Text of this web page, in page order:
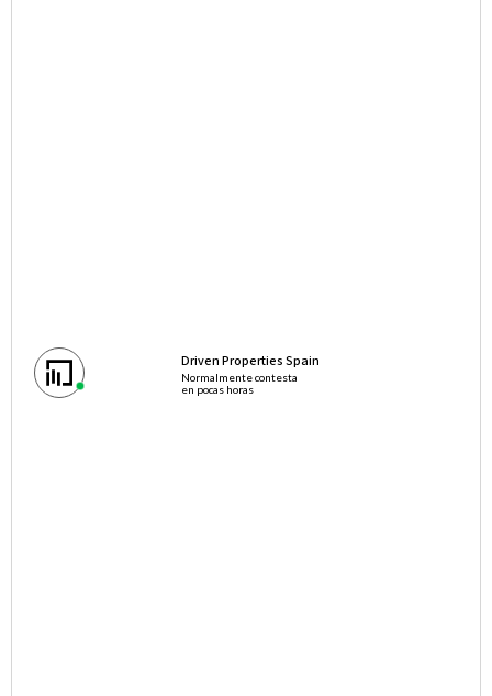
Driven Properties Spain
Normalmente contesta
en pocas horas